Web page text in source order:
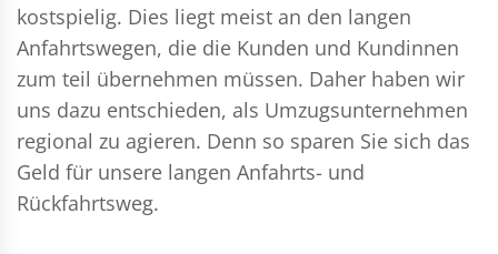
kostspielig. Dies liegt meist an den langen
Anfahrtswegen, die die Kunden und Kundinnen
zum teil übernehmen müssen. Daher haben wir
uns dazu entschieden, als Umzugsunternehmen
regional zu agieren. Denn so sparen Sie sich das
Geld für unsere langen Anfahrts- und
Rückfahrtsweg.